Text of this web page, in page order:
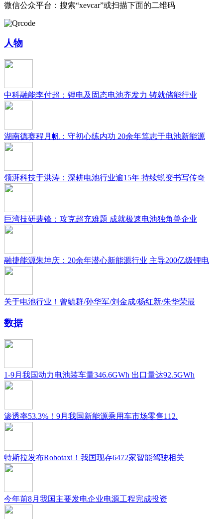
微信公众平台：搜索“xevcar”或扫描下面的二维码
人物
中科融能李付超：锂电及固态电池齐发力 铸就储能行业
湖南德赛程月帆：守初心练内功 20余年笃志于电池新能源
领湃科技于洪涛：深耕电池行业逾15年 持续蜕变书写传奇
巨湾技研裴锋：攻克超充难题 成就极速电池独角兽企业
融捷能源朱坤庆：20余年潜心新能源行业 主导200亿级锂电
关于电池行业！曾毓群/孙华军/刘金成/杨红新/朱华荣最
数据
1-9月我国动力电池装车量346.6GWh 出口量达92.5GWh
渗透率53.3%！9月我国新能源乘用车市场零售112.
特斯拉发布Robotaxi！我国现存6472家智能驾驶相关
今年前8月我国主要发电企业电源工程完成投资